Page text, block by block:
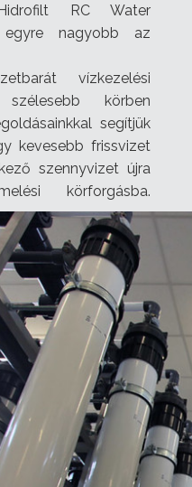
RC Water
nagyobb az
vízkezelési
körben
segítjük
kevesebb frissvizet
szennyvizet újra
körforgásba.